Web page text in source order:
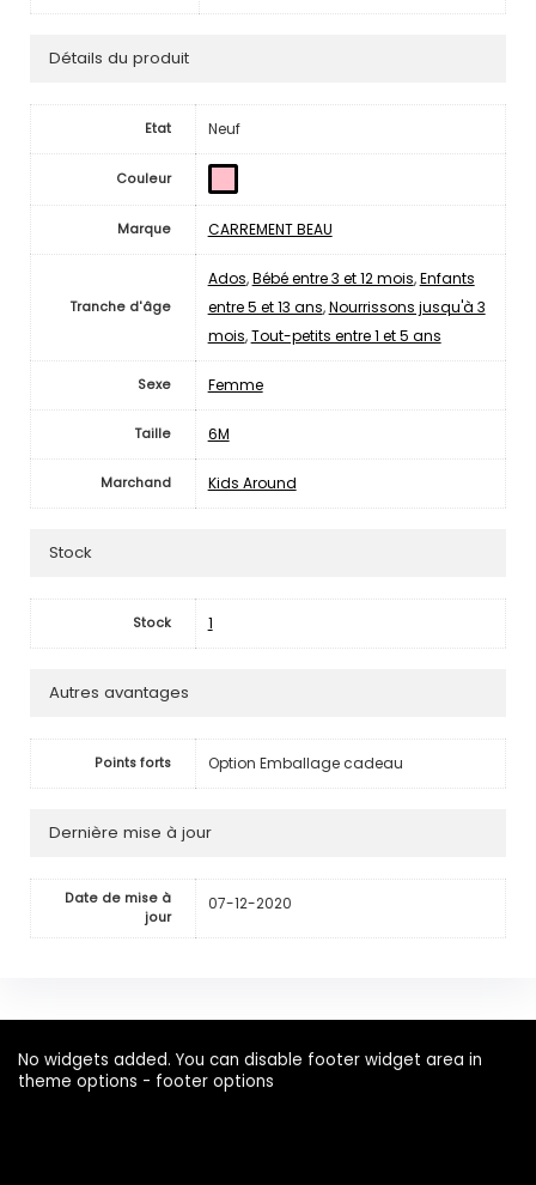
Détails du produit
Etat Neuf
Couleur
Marque CARREMENT BEAU
Tranche d'âge
Ados,Bébé entre 3 et 12 mois,Enfants
entre 5 et 13 ans,Nourrissons jusqu'à 3
mois,Tout-petits entre 1 et 5 ans
Sexe Femme
Taille 6M
Marchand Kids Around
Stock
Stock 1
Autres avantages
Points forts Option Emballage cadeau
Dernière mise à jour
Date de mise à
jour
07-12-2020
No widgets added. You can disable footer widget area in
theme options - footer options